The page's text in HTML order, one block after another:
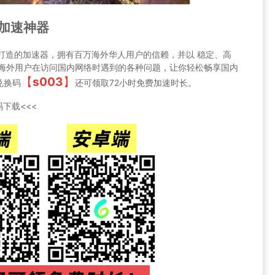
速神器
的加速器，拥有百万海外华人用户的信赖，并以 稳定、高
外用户在访问国内网络时遇到的各种问题，让你轻松畅享国内
换码
【s003】 还可领取72小时免费加速时长。
下载<<<